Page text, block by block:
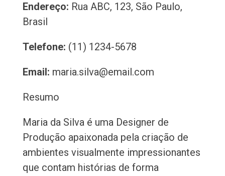
Endereço: Rua ABC, 123, São Paulo,
Brasil
Telefone: (11) 1234-5678
Email: maria.silva@email.com
Resumo
Maria da Silva é uma Designer de
Produção apaixonada pela criação de
ambientes visualmente impressionantes
que contam histórias de forma